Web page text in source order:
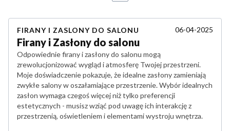
FIRANY I ZASLONY DO SALONU 06-04-2025
Firany i Zasłony do salonu
Odpowiednie firany i zasłony do salonu mogą
zrewolucjonizować wygląd i atmosferę Twojej przestrzeni.
Moje doświadczenie pokazuje, że idealne zasłony zamieniają
zwykłe salony w oszałamiające przestrzenie. Wybór idealnych
zasłon wymaga czegoś więcej niż tylko preferencji
estetycznych - musisz wziąć pod uwagę ich interakcję z
przestrzenią, oświetleniem i elementami wystroju wnętrza.